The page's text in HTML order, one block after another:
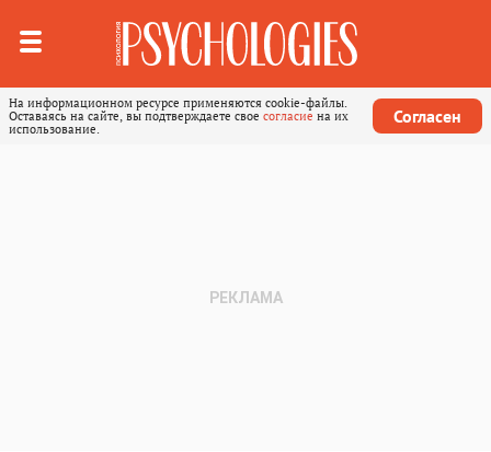
На информационном ресурсе применяются cookie-файлы.
Оставаясь на сайте, вы подтверждаете свое согласие на их
использование.
Согласен